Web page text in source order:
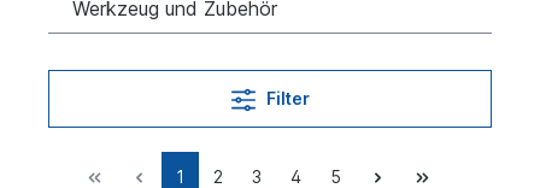
Werkzeug und Zubehör
Filter
1 2 3 4 5